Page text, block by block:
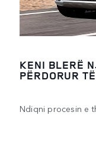
KENI BLERË
PËRDORUR
Ndiqni procesin e